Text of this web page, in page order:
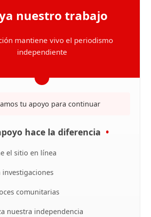
nuestro trabajo
mantiene vivo el periodismo
independiente
tu apoyo para continuar
hace la diferencia
el sitio en línea
investigaciones
comunitarias
nuestra independencia